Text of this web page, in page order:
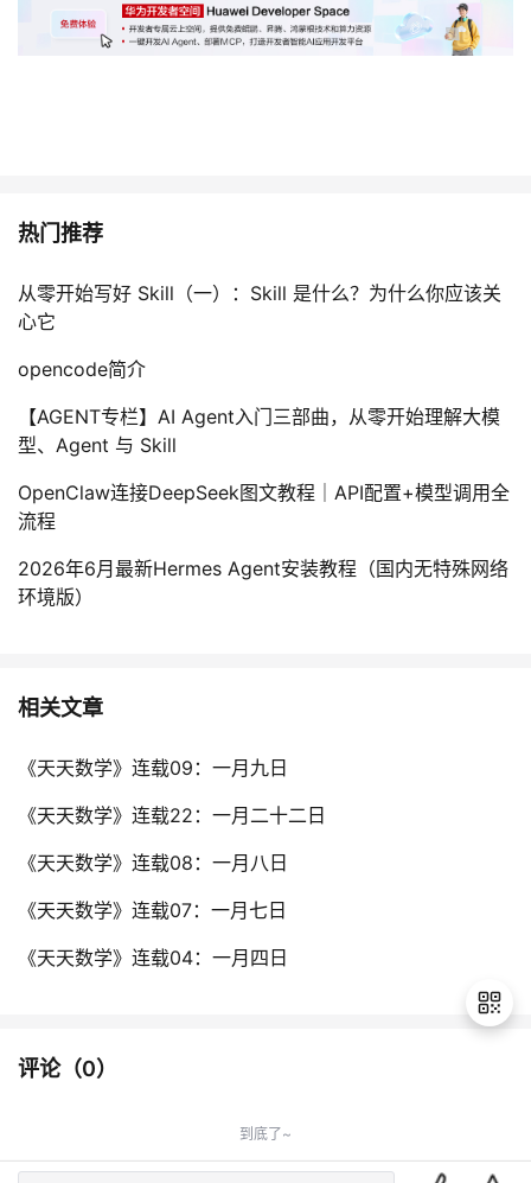
热门推荐
从零开始写好 Skill（一）：Skill 是什么？为什么你应该关
心它
opencode简介
【AGENT专栏】AI Agent入门三部曲，从零开始理解大模
型、Agent 与 Skill
OpenClaw连接DeepSeek图文教程｜API配置+模型调用全
流程
2026年6月最新Hermes Agent安装教程（国内无特殊网络
环境版）
相关文章
《天天数学》连载09：一月九日
《天天数学》连载22：一月二十二日
《天天数学》连载08：一月八日
《天天数学》连载07：一月七日
《天天数学》连载04：一月四日
评论（0）
到底了~